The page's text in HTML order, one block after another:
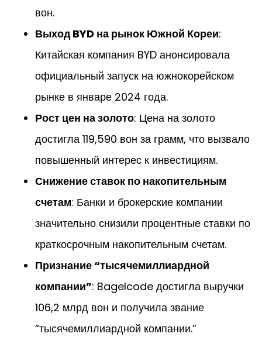
вон.
Выход BYD на рынок Южной Кореи:
Китайская компания BYD анонсировала
официальный запуск на южнокорейском
рынке в январе 2024 года.
Рост цен на золото: Цена на золото
достигла 119,590 вон за грамм, что вызвало
повышенный интерес к инвестициям.
Снижение ставок по накопительным
счетам: Банки и брокерские компании
значительно снизили процентные ставки по
краткосрочным накопительным счетам.
Признание “тысячемиллиардной
компании”: Bagelcode достигла выручки
106,2 млрд вон и получила звание
“тысячемиллиардной компании.”